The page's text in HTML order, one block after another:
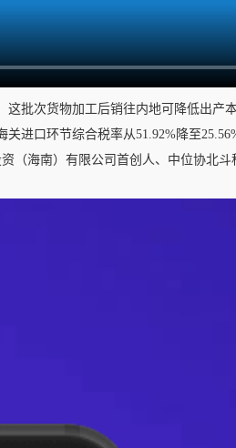
批次货物加工后销往内地可降低出产
进口环节综合税率从51.92%降至
（海南）有限公司首创人、中位协北